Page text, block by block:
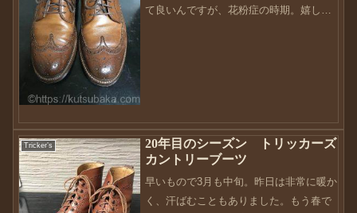
て良いんですが、花粉症の時期。嬉しい
Tricker’s
20年目のシーズン トリッカーズ
カントリーブーツ
早いもので3月も中旬。昨日は非常に暖か
く、汗ばむこともありました。もう春で